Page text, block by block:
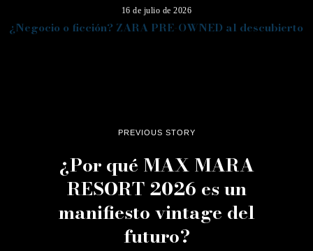
16 de julio de 2026
¿Negocio o ficción? ZARA PRE-OWNED al descubierto
PREVIOUS STORY
¿Por qué MAX MARA
RESORT 2026 es un
manifiesto vintage del
futuro?